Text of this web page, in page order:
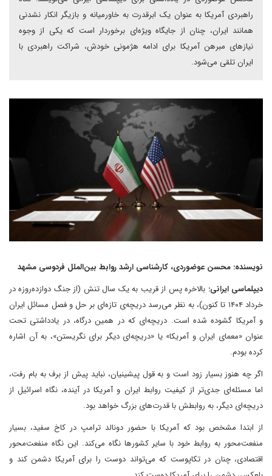
راهبردی آمریکا به عنوان یک ابرقدرت به خاورمیانه و بازیگر انکار نشدنی
همانند ایران، چنان از جایگاه ویژه‌ای برخوردار است که یکی از وجوه
نیازهای مبرهن آمریکا برای ادامه هژمونی خودش، شراکت راهبردی با
ایران تلقی می‌شود.
نویسنده: محسن عوضوردی، کارشناسی ارشد روابط بین‌الملل فردوسی مشهد
دیپلماسی ایرانی: بالاخره پس از قریب به یک سال تنش (از جنگ دوازده‌روزه در
خرداد ۱۴۰۴ تا کنون)، به نظر می‌رسد دریچه‌ی تازه‌ای بر حل و فصل مسائل ایران
و آمریکا گشوده شده است. دریچه‌ای که در همین درگاه، در یادداشتی تحت
عنوان «معمای ایران و آمریکا» یا «دریچه‌ای دیگر برای نگریستن»، به آن اشاره
کرده بودم.
اگر چه هنوز بسیار زود است و به قول پیشینیان، نباید پیش از برف به بام رفت،
اما مسئله‌‌ای جدی‌تر از کیفیت روابط ایران و آمریکا در آینده، نگاه اسرائیل از
دریچه‌ای دیگر، به روابطش با قدرت‌های بزرگ خواهد بود.
از ابتدا مشخص بود که آمریکا با حضور دونالد ترامپ در کاخ سفید، بسیار
منفعت‌محور به روابط خود با سایر کشورها نگاه می‌کند. این نگاه منفعت‌محور
اقتصادی، چنان در تکاپوست که می‌تواند دوست را برای آمریکا دشمن کند و